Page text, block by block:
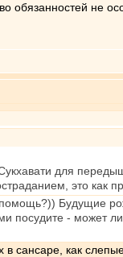
не
для
это как
Будущие
- может
как